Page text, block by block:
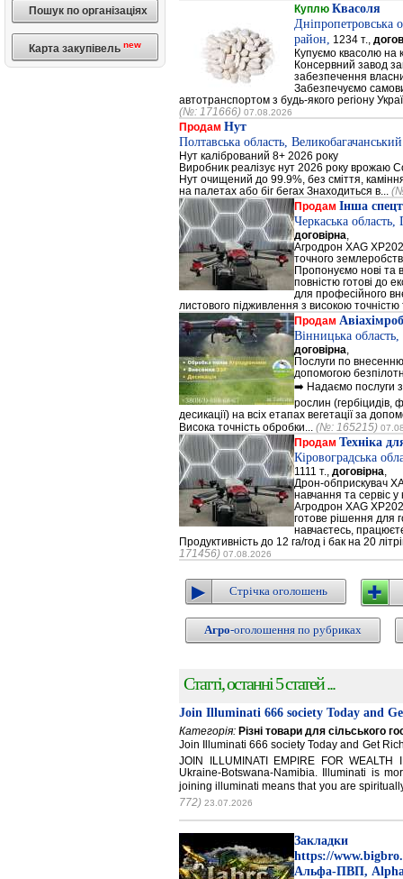
Пошук по організаціях
Карта закупівель new
Куплю Квасоля
Дніпропетровська
район, 1234 т.,
Купуємо квасолю на
Консервний завод
забезпечення
Забезпечуємо
автотранспортом з будь-якого регіону
(№: 171666) 07.08.2026
Продам Нут
Полтавська область,
Нут калібрований 8+ 2026 року
Виробник реалізує нут 2026 року врожаю
Нут очищений до 99.9%, без сміття,
на палетах або біг бегах Знаходиться в...
Продам Інша
Черкаська
договірна
Агродрон XAG
точного
Пропонуємо нові та
повністю готові до
для професійного
листового підживлення з високою
Продам
Вінницька
договірна
Послуги по
допомогою
➡️ Надаємо послуги з
рослин (гербіцидів,
десикації) на всіх етапах вегетації за
Висока точність обробки... (№: 165215)
Продам Техніка
Кіровоградська
1111 т., договірна
Дрон-обприскувач
навчання та сервіс у
Агродрон XAG
готове рішення для
навчаєтесь,
Продуктивність до 12 га/год і бак на 20
171456) 07.08.2026
Стрічка оголошень
Агро-оголошення по рубриках
Статті, останні 5 статей ...
Join Illuminati 666 society Today and
Категорія: Різні товари для сільського
Join Illuminati 666 society Today and Get
JOIN ILLUMINATI EMPIRE FOR WEALTH
Ukraine-Botswana-Namibia. Illuminati is
joining illuminati means that you are
772) 23.07.2026
Закладки
https://
Альфа-ПВП, Alpha